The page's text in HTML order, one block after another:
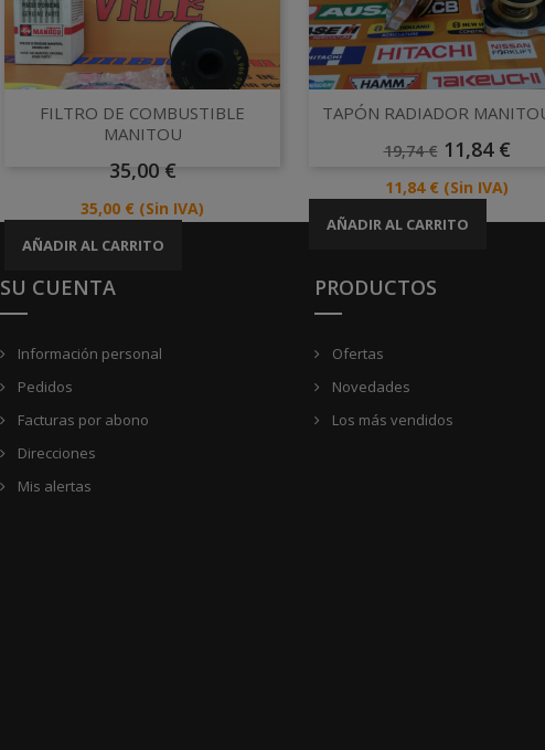
 Vista rápida
FILTRO DE COMBUSTIBLE
MANITOU
Precio
35,00 €
Precio
35,00 € (Sin IVA)
AÑADIR AL CARRITO
Vista rápida
TAPÓN RADIADOR
Precio
19,74 € Precio
11,84 €
Precio
11,84 € (Sin IVA)
AÑADIR AL CARRITO
SU CUENTA
Información personal
Pedidos
Facturas por abono
Direcciones
Mis alertas
PRODUCTOS
Ofertas
Novedades
Los más vendidos